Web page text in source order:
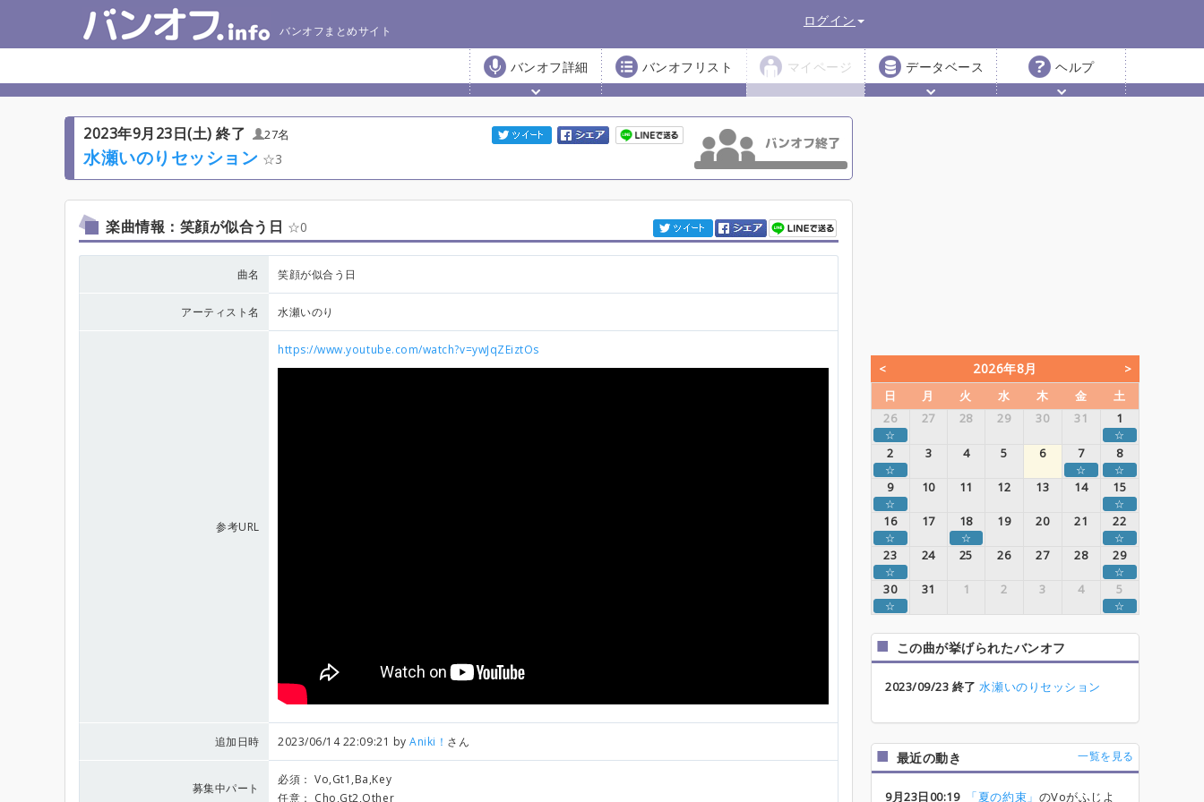
バンオフまとめサイト
ログイン
バンオフ詳細 バンオフリスト マイページ データベース ヘルプ
2023年9月23日(土) 終了 27名
水瀬いのりセッション 3
楽曲情報：笑顔が似合う日 0
曲名 笑顔が似合う日
アーティスト名 水瀬いのり
参考URL
https://www.youtube.com/watch?v=ywJqZEiztOs
追加日時 2023/06/14 22:09:21 byAniki！ さん
募集中パート
必須： Vo,Gt1,Ba,Key
任意： Cho,Gt2,Other
2026年8月
日 月 火 水 木 金
土
26
27 28 29 30 31 1
☆ ☆
2 3 4 5 6 7 8
☆ ☆ ☆
9 10 11 12 13 14 15
☆ ☆
16 17 18 19 20 21 22
☆ ☆ ☆
23 24 25 26 27 28 29
☆ ☆
30 31 1 2 3 4 5
☆ ☆
この曲が挙げられたバンオフ
2023/09/23 終了 水瀬いのりセッション
最近の動き 一覧を見る
9月23日00:19 「夏の約束」 のVoがふじよ